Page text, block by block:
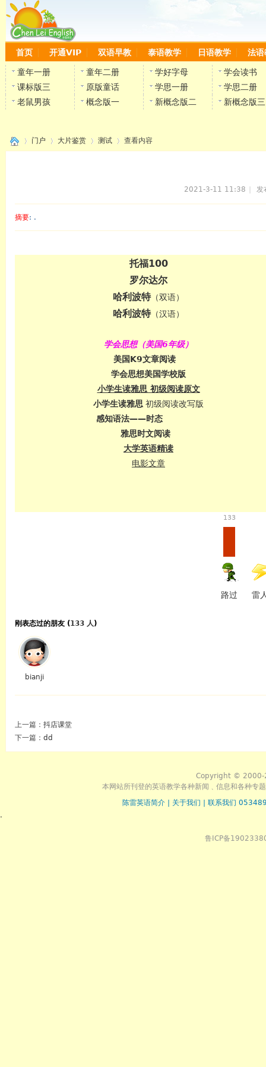
首页 开通VIP 双语早教 泰语教学 日语教学 法语
童年一册 童年二册 学好字母
学会读书
课标版三
原版童话 学思一册
学思二册
老鼠男孩
概念版一 新概念版二 新概念版三
陈雷
门户 大片鉴赏 测试 查看内容
2021-3-11 11:38 发
摘要: .
托福100
罗尔达尔
哈利波特（双语）
哈利波特（汉语）
学会思想（美国6年级）
美国K9文章阅读
学会思想美国学校版
小学生读雅思 初级阅读原文
小学生读雅思 初级阅读改写版
感知语法——时态
雅思时文阅读
大学英语精读
电影文章
133
路过 雷
刚表态过的朋友 (133 人)
bianji
上一篇： 抖店课堂
下一篇： dd
Copyright © 2000-
本网站所刊登的英语教学各种新闻﹑信息和各种专
陈雷英语简介
关于我们
联系我们
.
鲁ICP备